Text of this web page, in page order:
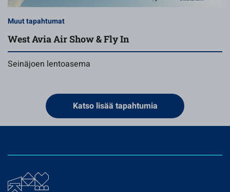
Muut tapahtumat
West Avia Air Show & Fly In
Seinäjoen lentoasema
Katso lisää tapahtumia